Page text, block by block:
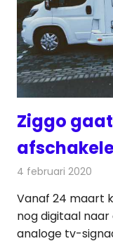
Ziggo
4 februari 2020
Vanaf 24 maart
nog digitaal
analoge tv-